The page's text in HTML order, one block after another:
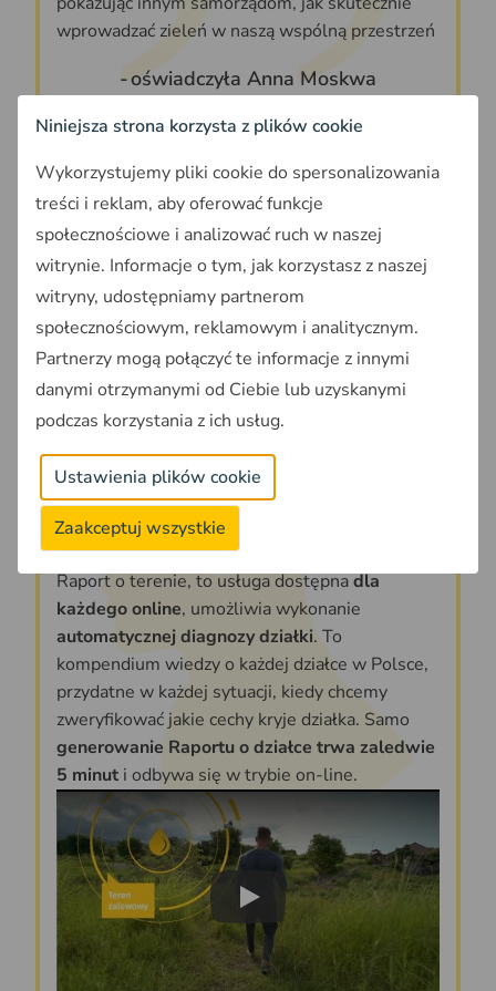
oświadczyła Anna Moskwa
wprowadzać zieleń w naszą wspólną przestrzeń
Zdiagnozuj swoją działkę w
OnGeo.pl
Dzięki Raportom o terenieOnGeo.pl
wiedzę o swojej działce i jej najbliższym
otoczeniu. Sprawdzisz m.in. klasę gruntu,
uzbrojenie terenu, mpzp, formę ochrony
przyrody, zagrożenia i uciążliwości, m.in.
zagrożenia powodziowe i osuwiska.
Raport o terenie, to usługa dostępnadla
każdego online, umożliwia wykonanie
automatycznej diagnozy działki. To
kompendium wiedzy o każdej działce w Polsce,
przydatne w każdej sytuacji, kiedy chcemy
zweryfikować jakie cechy kryje działka. Samo
generowanie Raportu o działce trwa zaledwie
5 minut i odbywa się w trybie on-line.
Play
Niniejsza strona korzysta z plików cookie
Wykorzystujemy pliki cookie do spersonalizowania
treści i reklam, aby oferować funkcje
społecznościowe i analizować ruch w naszej
witrynie. Informacje o tym, jak korzystasz z naszej
witryny, udostępniamy partnerom
społecznościowym, reklamowym i analitycznym.
Partnerzy mogą połączyć te informacje z innymi
danymi otrzymanymi od Ciebie lub uzyskanymi
podczas korzystania z ich usług.
Ustawienia plików cookie
Zaakceptuj wszystkie